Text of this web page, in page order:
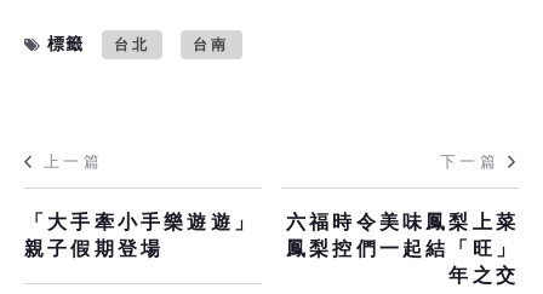
標籤 台北 台南
上一篇
「大手牽小手樂遊遊」
親子假期登場
下一篇
六福時令美味鳳梨上菜
鳳梨控們一起結「旺」
年之交